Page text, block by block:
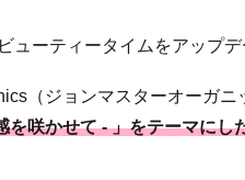
ューティータイムをアップ
（ジョンマスターオーガニ
咲かせて - 」をテーマにし